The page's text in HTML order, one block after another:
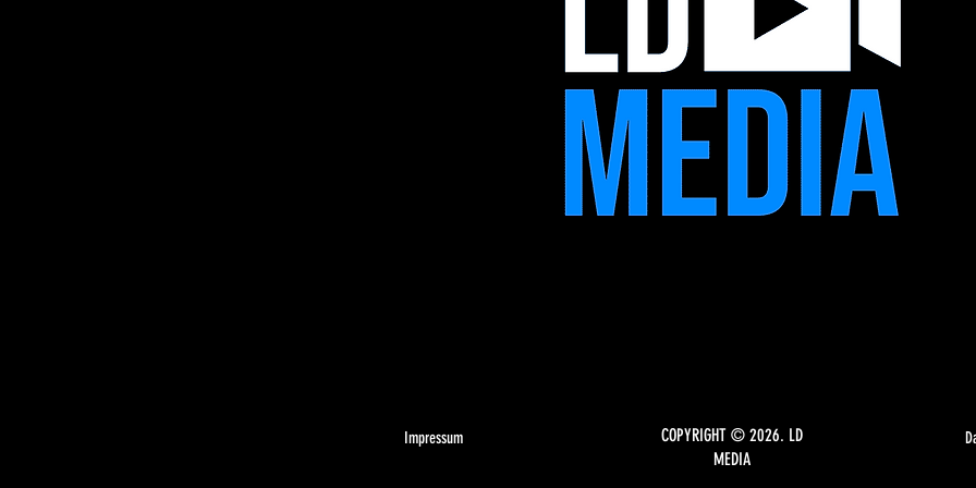
Impressum
COPYRIGHT © 2026. LD
MEDIA